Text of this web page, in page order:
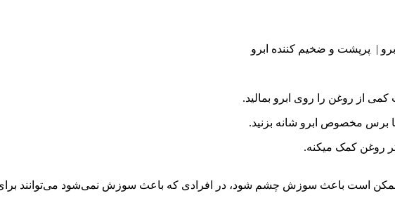
| پرپشت و ضخیم کننده ابرو
از روغن را روی ابرو بمالید.
برس مخصوص ابرو شانه بزنید.
روغن کمک میکنه.
ممکن است باعث سوزش چشم شود، در افرادی که باعث سوزش نمی‌شود می‌توانند برای